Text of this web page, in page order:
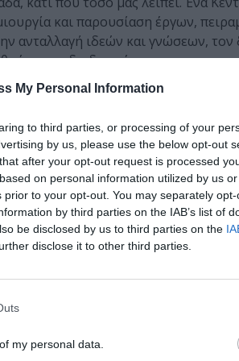
My Personal Information
to third parties, or processing of your
by us, please use the below opt-out
after your opt-out request is processed
on personal information utilized by us
to your opt-out. You may separately
by third parties on the IAB’s list of
be disclosed by us to third parties on the
disclose it to other third parties.
my personal data.
και παρουσίαση έργων,
ανταλλαγή ιδεών και γνώσεων, τον
τους διαδρομών.
φορείς και δίκτυα εντός και
εντατική και αφοσιωμένη
Διεθνές Φεστιβάλ Χορού
Σχολής Ορχηστικής Τέχνης (1995-
Διευθύντρια της
και στην καλλιτεχνική επιμέλεια
διακρίνονται το ενδιαφέρον της
επιστήμες. Τα τελευταία χρόνια
έννοια της κοινότητας και της